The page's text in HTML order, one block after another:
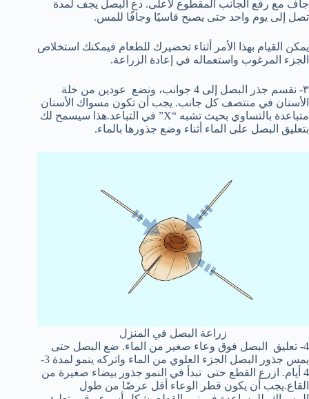
جاف مع رفع الجانب المقطوع لأعلى. دع البصل يجف لمدة
تصل إلى يوم واحد حتى يصبح قاسيًا وجافًا للمس.
يمكن القيام بهذا الأمر أثناء تحضيرك للطعام فيمكنك استخلاص
الجزء المرغوب واستعماله في إعادة الزراعة.
٣- نقسم جذر البصل إلى 4 جوانب، ونضع عودين من خلة
الأسنان في منتصف كل جانب. يجب أن تكون مسواك الأسنان
متباعدة بالتساوي بحيث تشبه “X” في التباعد.هذا سيسمح لك
بتعليق البصل على الماء أثناء وضع جذورها بالماء.
زراعة البصل في المنزل
4- تعليق البصل فوق وعاء صغير من الماء. ضع البصل حتى
يمس جذور البصل الجزء العلوي من الماء واتركه ينمو لمدة 3-
4 أيام. ازرع القطع حتى تبدأ في النمو جذور بيضاء صغيرة من
القاع.يجب أن يكون قطر الوعاء أقل عرضًا من طول